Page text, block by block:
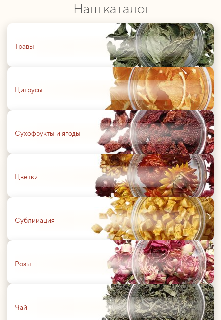
Наш каталог
Травы
Цитрусы
Сухофрукты и ягоды
Цветки
Сублимация
Розы
Чай